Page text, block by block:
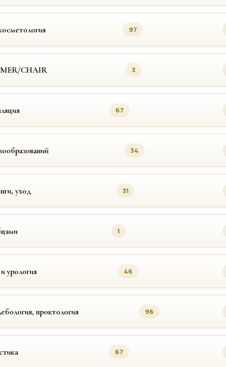
97
CHAIR 3
67
34
уход 31
1
урология 46
проктология 96
67